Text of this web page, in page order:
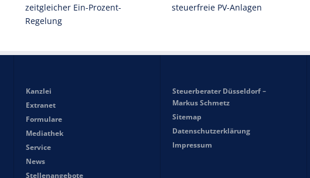
zeitgleicher Ein-Prozent-
Regelung
steuerfreie PV-Anlagen
Kanzlei
Extranet
Formulare
Mediathek
Service
News
Stellenangebote
Steuerberater Düsseldorf –
Markus Schmetz
Sitemap
Datenschutzerklärung
Impressum